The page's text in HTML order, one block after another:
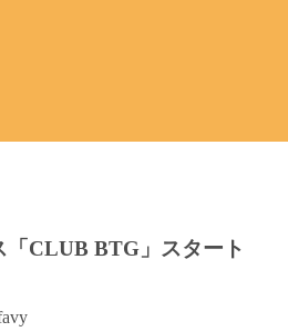
「CLUB BTG」スタート